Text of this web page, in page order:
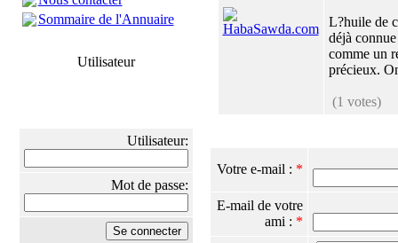
Sommaire de l'Annuaire
Utilisateur
Utilisateur:
Mot de passe:
L?huile de
déjà
comme un
précieux.
(1 votes)
Votre e-mail : *
E-mail de votre
ami : *